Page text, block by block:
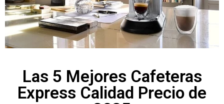
Las 5 Mejores Cafeteras
Express Calidad Precio de